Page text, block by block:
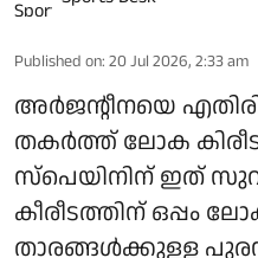
Published on: 20 Jul 2026, 2:33 am
അര്‍ജന്റീനയെ
തകര്‍ത്ത് ലോക
സ്‌പെയിനിന് ഇത്
കീരീടത്തിന് ഒപ്പം
താരങ്ങള്‍ക്കുള്ള